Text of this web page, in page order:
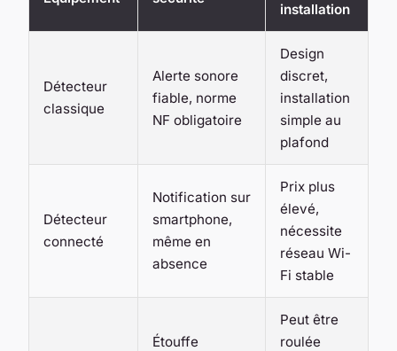
installation
Détecteur
classique
Alerte sonore
fiable, norme
NF obligatoire
Design
discret,
installation
simple au
plafond
Détecteur
connecté
Notification sur
smartphone,
même en
absence
Prix plus
élevé,
nécessite
réseau Wi-
Fi stable
Étouffe
Peut être
roulée